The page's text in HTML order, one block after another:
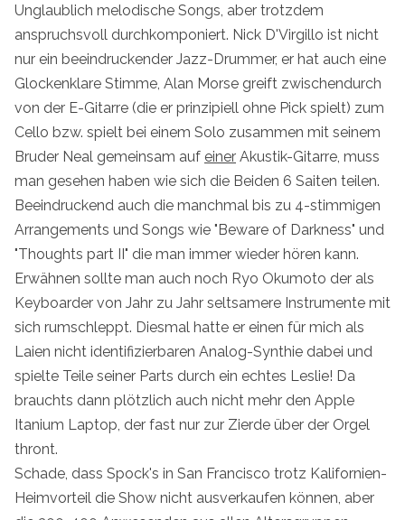
Unglaublich melodische Songs, aber trotzdem
anspruchsvoll durchkomponiert. Nick D'Virgillo ist nicht
nur ein beeindruckender Jazz-Drummer, er hat auch eine
Glockenklare Stimme, Alan Morse greift zwischendurch
von der E-Gitarre (die er prinzipiell ohne Pick spielt) zum
Cello bzw. spielt bei einem Solo zusammen mit seinem
Bruder Neal gemeinsam auf einer Akustik-Gitarre, muss
man gesehen haben wie sich die Beiden 6 Saiten teilen.
Beeindruckend auch die manchmal bis zu 4-stimmigen
Arrangements und Songs wie "Beware of Darkness" und
"Thoughts part II" die man immer wieder hören kann.
Erwähnen sollte man auch noch Ryo Okumoto der als
Keyboarder von Jahr zu Jahr seltsamere Instrumente mit
sich rumschleppt. Diesmal hatte er einen für mich als
Laien nicht identifizierbaren Analog-Synthie dabei und
spielte Teile seiner Parts durch ein echtes Leslie! Da
brauchts dann plötzlich auch nicht mehr den Apple
Itanium Laptop, der fast nur zur Zierde über der Orgel
thront.
Schade, dass Spock's in San Francisco trotz Kalifornien-
Heimvorteil die Show nicht ausverkaufen können, aber